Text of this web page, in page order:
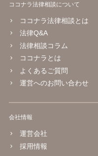
ココナラ法律相談について
ココナラ法律相談とは
法律Q&A
法律相談コラム
ココナラとは
よくあるご質問
運営へのお問い合わせ
会社情報
運営会社
採用情報